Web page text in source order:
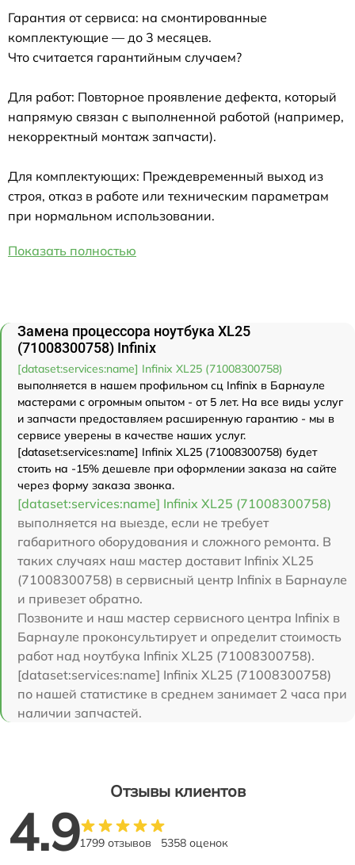
Гарантия от сервиса: на смонтированные
комплектующие — до 3 месяцев.
Что считается гарантийным случаем?
Для работ: Повторное проявление дефекта, который
напрямую связан с выполненной работой (например,
некорректный монтаж запчасти).
Для комплектующих: Преждевременный выход из
строя, отказ в работе или техническим параметрам
при нормальном использовании.
Показать полностью
Замена процессора ноутбука XL25
(71008300758) Infinix
[dataset:services:name] Infinix XL25 (71008300758)
выполняется в нашем профильном сц Infinix в Барнауле
мастерами с огромным опытом - от 5 лет. На все виды услуг
и запчасти предоставляем расширенную гарантию - мы в
сервисе уверены в качестве наших услуг.
[dataset:services:name] Infinix XL25 (71008300758) будет
стоить на -15% дешевле при оформлении заказа на сайте
через форму заказа звонка.
[dataset:services:name] Infinix XL25 (71008300758)
выполняется на выезде, если не требует
габаритного оборудования и сложного ремонта. В
таких случаях наш мастер доставит Infinix XL25
(71008300758) в сервисный центр Infinix в Барнауле
и привезет обратно.
Позвоните и наш мастер сервисного центра Infinix в
Барнауле проконсультирует и определит стоимость
работ над ноутбука Infinix XL25 (71008300758).
[dataset:services:name] Infinix XL25 (71008300758)
по нашей статистике в среднем занимает 2 часа при
наличии запчастей.
Отзывы клиентов
4.91799 отзывов 5358 оценок